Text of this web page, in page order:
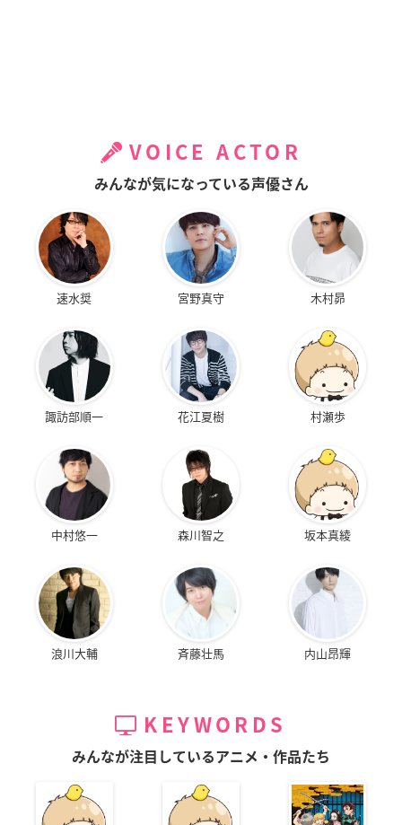
VOICE ACTOR
みんなが気になっている声優さん
速水奨 宮野真守 木村昴
諏訪部順一 花江夏樹 村瀬歩
中村悠一 森川智之 坂本真綾
浪川大輔 斉藤壮馬 内山昂輝
KEYWORDS
みんなが注目しているアニメ・作品たち